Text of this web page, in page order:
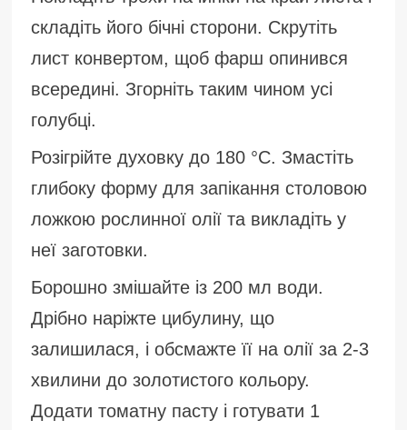
складіть його бічні сторони. Скрутіть
лист конвертом, щоб фарш опинився
всередині. Згорніть таким чином усі
голубці.
Розігрійте духовку до 180 °С. Змастіть
глибоку форму для запікання столовою
ложкою рослинної олії та викладіть у
неї заготовки.
Борошно змішайте із 200 мл води.
Дрібно наріжте цибулину, що
залишилася, і обсмажте її на олії за 2-3
хвилини до золотистого кольору.
Додати томатну пасту і готувати 1